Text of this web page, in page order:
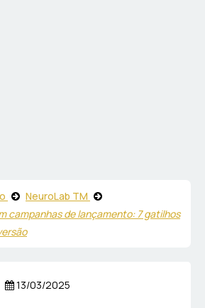
NeuroLab TM
campanhas de lançamento: 7 gatilhos
13/03/2025